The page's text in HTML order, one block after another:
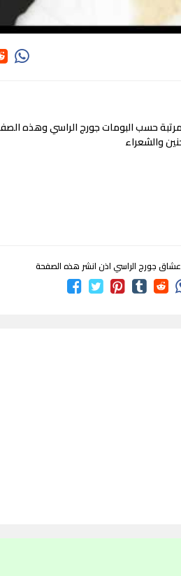
اغاني جورج الراسي
حسب البومات جورج الراسي وهذه
والشعراء
جورج الراسي اذن انشر هذه الصفحة